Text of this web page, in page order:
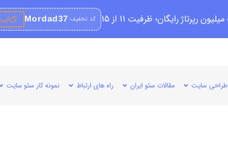
کد تخفیف:Mordad37 کپی
طراحی سایت مقالات سئو ایران راه های ارتباط نمونه کار سئو سایت